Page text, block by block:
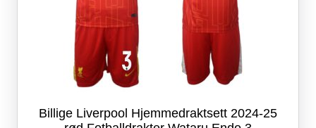
Billige Liverpool Hjemmedraktsett 2024-25